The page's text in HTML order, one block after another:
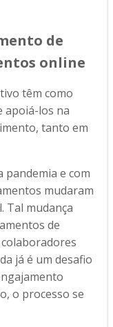
de
online
têm como
apoiá-los na
tanto em
pandemia e com
mudaram
Tal mudança
de
já é um desafio
o processo se